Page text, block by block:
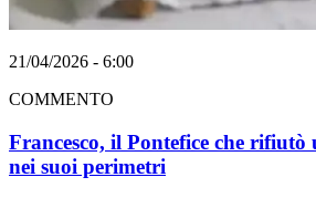
21/04/2026 - 6:00
COMMENTO
Francesco, il Pontefice che rifiutò
nei suoi perimetri